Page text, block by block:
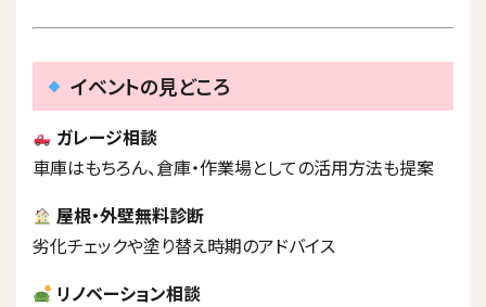
イベントの見どころ
ガレージ相談
車庫はもちろん、倉庫・作業場としての活用方法も提案
屋根・外壁無料診断
劣化チェックや塗り替え時期のアドバイス
リノベーション相談